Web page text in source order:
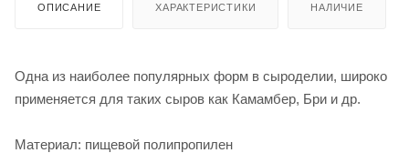
ОПИСАНИЕ ХАРАКТЕРИСТИКИ НАЛИЧИЕ
Одна из наиболее популярных форм в сыроделии, широко
применяется для таких сыров как Камамбер, Бри и др.
Материал: пищевой полипропилен